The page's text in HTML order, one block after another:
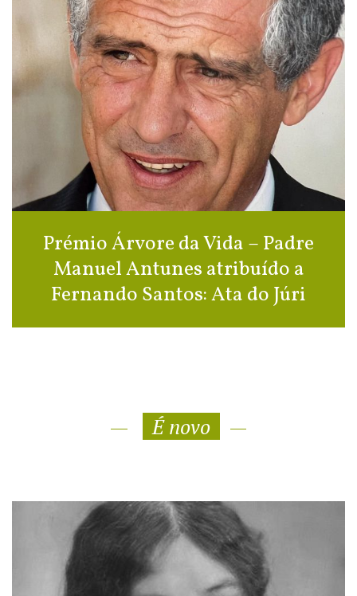
Prémio Árvore da Vida – Padre
Manuel Antunes atribuído a
Fernando Santos: Ata do Júri
É novo